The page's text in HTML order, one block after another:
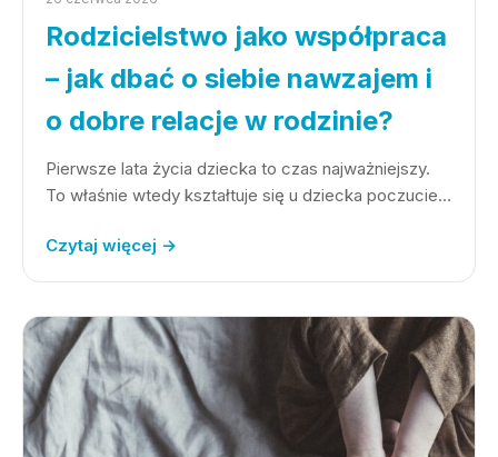
Rodzicielstwo jako współpraca
– jak dbać o siebie nawzajem i
o dobre relacje w rodzinie?
Pierwsze lata życia dziecka to czas najważniejszy.
To właśnie wtedy kształtuje się u dziecka poczucie…
Czytaj więcej →